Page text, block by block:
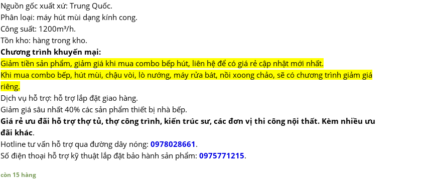
Nguồn gốc xuất xứ: Trung Quốc.
Phân loại: máy hút mùi dạng kính cong.
Công suất: 1200m³/h.
Tồn kho: hàng trong kho.
Chương trình khuyến mại:
Giảm tiền sản phẩm, giảm giá khi mua combo bếp hút, liên hệ để có giá rẻ cập nhật mới nhất.
Khi mua combo bếp, hút mùi, chậu vòi, lò nướng, máy rửa bát, nồi xoong chảo, sẽ có chương trình giảm giá
riêng.
Dịch vụ hỗ trợ: hỗ trợ lắp đặt giao hàng.
Giảm giá sâu nhất 40% các sản phẩm thiết bị nhà bếp.
Giá rẻ ưu đãi hỗ trợ thợ tủ, thợ công trình, kiến trúc sư, các đơn vị thi công nội thất. Kèm nhiều ưu
đãi khác.
Hotline tư vấn hỗ trợ qua đường dây nóng: 0978028661.
Số điện thoại hỗ trợ kỹ thuật lắp đặt bảo hành sản phẩm: 0975771215.
còn 15 hàng